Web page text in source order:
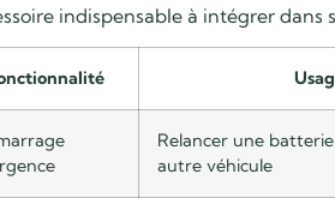
indispensable à intégrer dans
Relancer une
autre véhicule